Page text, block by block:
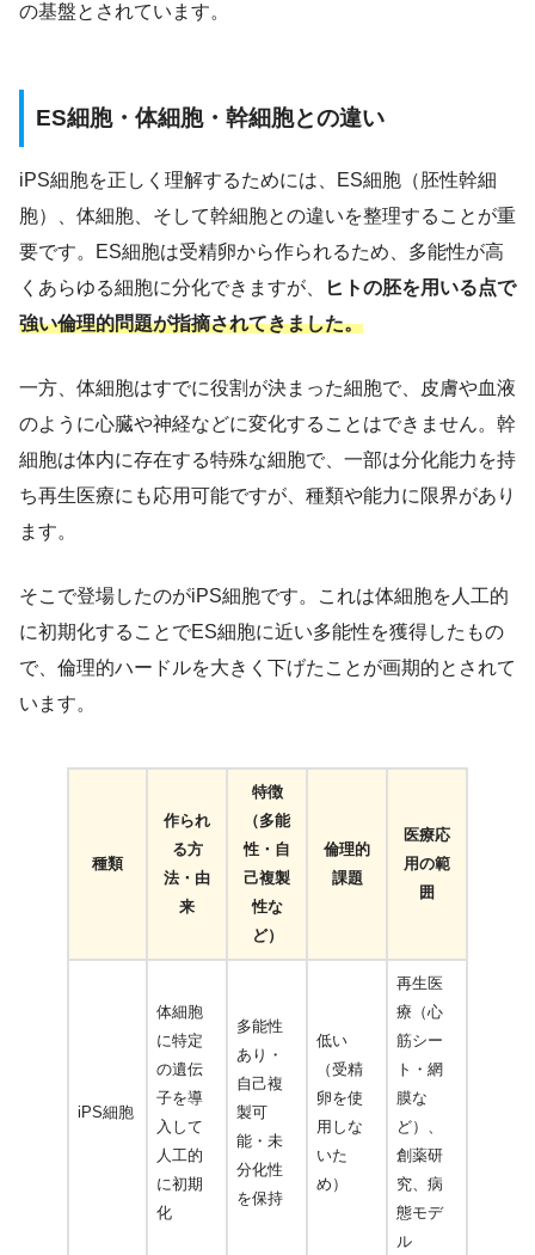
の基盤とされています。
ES細胞・体細胞・幹細胞との違い
iPS細胞を正しく理解するためには、ES細胞（胚性幹細
胞）、体細胞、そして幹細胞との違いを整理することが重
要です。ES細胞は受精卵から作られるため、多能性が高
くあらゆる細胞に分化できますが、
ヒトの胚を用いる点で
強い倫理的問題が指摘されてきました。
一方、体細胞はすでに役割が決まった細胞で、皮膚や血液
のように心臓や神経などに変化することはできません。幹
細胞は体内に存在する特殊な細胞で、一部は分化能力を持
ち再生医療にも応用可能ですが、種類や能力に限界があり
ます。
そこで登場したのがiPS細胞です。これは体細胞を人工的
に初期化することでES細胞に近い多能性を獲得したもの
で、倫理的ハードルを大きく下げたことが画期的とされて
います。
種類
作られ
る方
法・由
来
特徴
（多能
性・自
己複製
性な
ど）
倫理的
課題
医療応
用の範
囲
iPS細胞
体細胞
に特定
の遺伝
子を導
入して
人工的
に初期
化
多能性
あり・
自己複
製可
能・未
分化性
を保持
低い
（受精
卵を使
用しな
いた
め）
再生医
療（心
筋シー
ト・網
膜な
ど）、
創薬研
究、病
態モデ
ル